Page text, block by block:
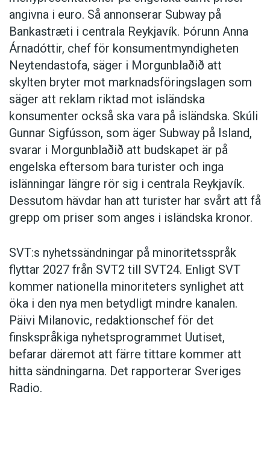
angivna i euro. Så annonserar Subway på
Bankastræti i centrala Reykjavík. Þórunn Anna
Árnadóttir, chef för konsumentmyndigheten
Neytendastofa, säger i Morgunblaðið att
skylten bryter mot marknadsföringslagen som
säger att reklam riktad mot isländska
konsumenter också ska vara på isländska. Skúli
Gunnar Sigfússon, som äger Subway på Island,
svarar i Morgunblaðið att budskapet är på
engelska eftersom bara turister och inga
islänningar längre rör sig i centrala Reykjavík.
Dessutom hävdar han att turister har svårt att få
grepp om priser som anges i isländska kronor.
SVT:s nyhetssändningar på minoritetsspråk
flyttar 2027 från SVT2 till SVT24. Enligt SVT
kommer nationella minoriteters synlighet att
öka i den nya men betydligt mindre kanalen.
Päivi Milanovic, redaktionschef för det
finskspråkiga nyhetsprogrammet Uutiset,
befarar däremot att färre tittare kommer att
hitta sändningarna. Det rapporterar Sveriges
Radio.